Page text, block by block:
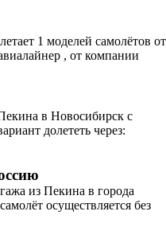
1 моделей самолётов от
, от компании
в Новосибирск с
долететь через:
из Пекина в города
осуществляется без